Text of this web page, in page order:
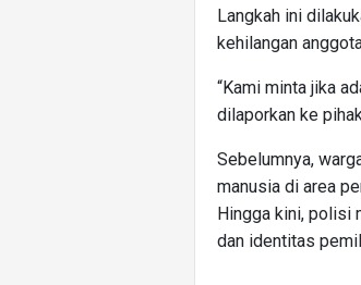
Langkah ini
kehilangan
“Kami minta jika
dilaporkan ke
Sebelumnya,
manusia di area
Hingga kini, polisi
dan identitas